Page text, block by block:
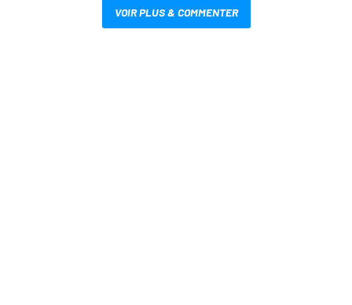
VOIR PLUS & COMMENTER